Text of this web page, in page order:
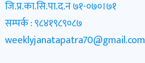
जि.प्र.का.सि.पा.द.न ७१-०७०।७१
सम्पर्क : ९८४१९८९०८७
weeklyjanatapatra70@gmail.com